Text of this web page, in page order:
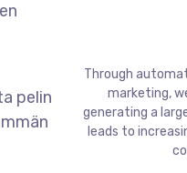
pelin
Through
marketing,
generating a
leads to